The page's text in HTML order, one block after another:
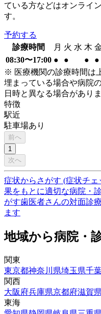
ている方などはオンライ
す。
予約する
診療時間
月 火 水 木
08:30〜17:00 ● ● ● ●
※ 医療機関の診療時間は
埋まっている場合や病院
日時と異なる場合があり
特徴
駅近
駐車場あり
前へ
1
次へ
症状からさがす (症状チェ
果をもとに適切な病院・
がす歯医者さんの対面診
ます
地域から病院・
関東
東京都神奈川県埼玉県千
関西
大阪府兵庫県京都府滋賀県
東海